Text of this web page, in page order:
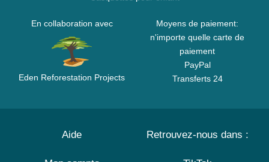
En collaboration avec
Eden Reforestation Projects
Moyens de paiement:
n'importe quelle carte de
paiement
PayPal
Transferts 24
Aide Retrouvez-nous dans :